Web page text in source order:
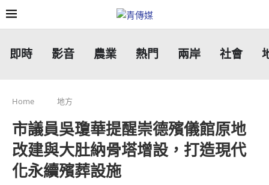
即時 影音 農業 熱門 兩岸 社會
Home 地方
市議員吳瓊華提醒崇德殯儀館原地
改建與大肚納骨塔增設，打造現代
化永續殯葬設施